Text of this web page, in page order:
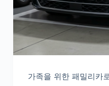
가족을 위한 패밀리카